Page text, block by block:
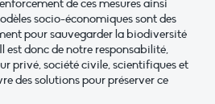
de ces mesures ainsi
socio-économiques sont des
pour sauvegarder la biodiversité
est donc de notre responsabilité,
privé, société civile, scientifiques et
des solutions pour préserver ce